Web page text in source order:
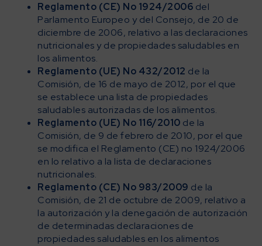
Reglamento (CE) No 1924/2006 del
Parlamento Europeo y del Consejo, de 20 de
diciembre de 2006, relativo a las declaraciones
nutricionales y de propiedades saludables en
los alimentos.
Reglamento (UE) No 432/2012 de la
Comisión, de 16 de mayo de 2012, por el que
se establece una lista de propiedades
saludables autorizadas de los alimentos.
Reglamento (UE) No 116/2010 de la
Comisión, de 9 de febrero de 2010, por el que
se modifica el Reglamento (CE) no 1924/2006
en lo relativo a la lista de declaraciones
nutricionales.
Reglamento (CE) No 983/2009 de la
Comisión, de 21 de octubre de 2009, relativo a
la autorización y la denegación de autorización
de determinadas declaraciones de
propiedades saludables en los alimentos